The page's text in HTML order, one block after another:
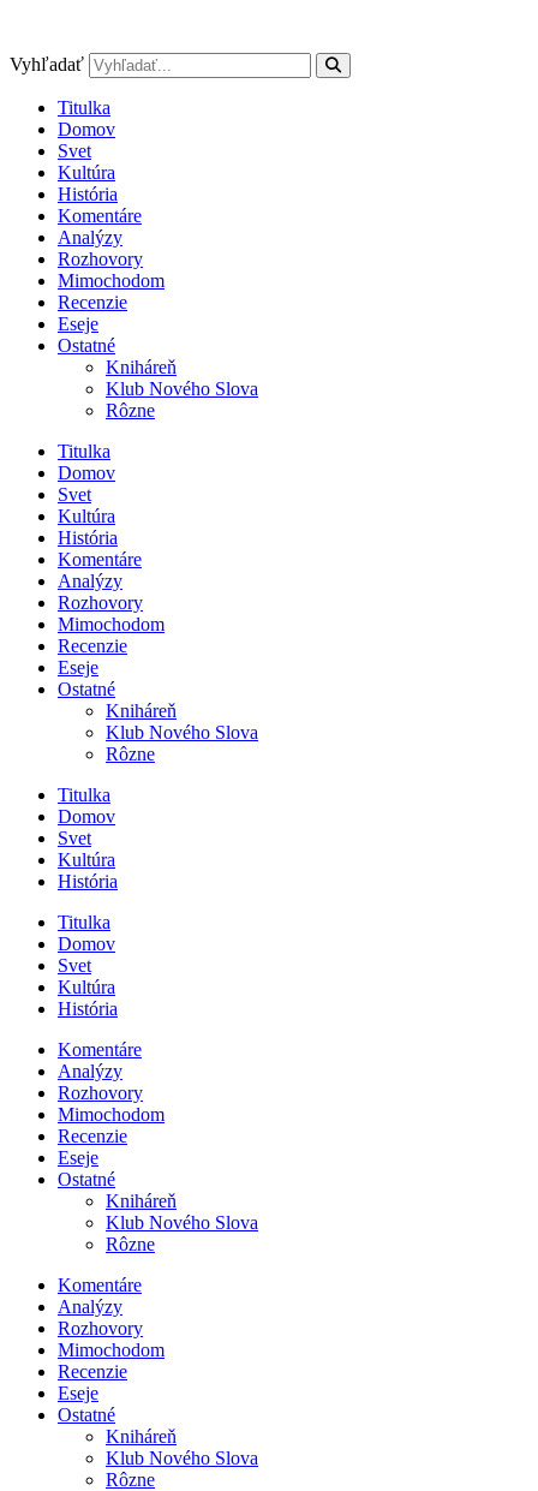
obsah
Vyhľadať
Titulka
Domov
Svet
Kultúra
História
Komentáre
Analýzy
Rozhovory
Mimochodom
Recenzie
Eseje
Ostatné
Kniháreň
Klub Nového Slova
Rôzne
Titulka
Domov
Svet
Kultúra
História
Komentáre
Analýzy
Rozhovory
Mimochodom
Recenzie
Eseje
Ostatné
Kniháreň
Klub Nového Slova
Rôzne
Titulka
Domov
Svet
Kultúra
História
Titulka
Domov
Svet
Kultúra
História
Komentáre
Analýzy
Rozhovory
Mimochodom
Recenzie
Eseje
Ostatné
Kniháreň
Klub Nového Slova
Rôzne
Komentáre
Analýzy
Rozhovory
Mimochodom
Recenzie
Eseje
Ostatné
Kniháreň
Klub Nového Slova
Rôzne